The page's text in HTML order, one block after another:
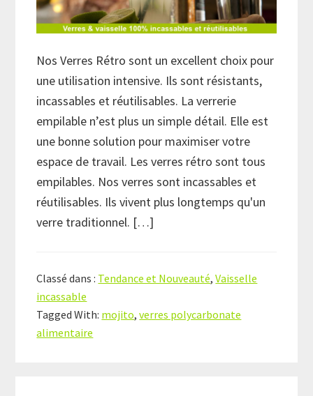
Nos Verres Rétro sont un excellent choix pour
une utilisation intensive. Ils sont résistants,
incassables et réutilisables. La verrerie
empilable n’est plus un simple détail. Elle est
une bonne solution pour maximiser votre
espace de travail. Les verres rétro sont tous
empilables. Nos verres sont incassables et
réutilisables. Ils vivent plus longtemps qu'un
verre traditionnel. […]
Classé dans : Tendance et Nouveauté,Vaisselle
incassable
Tagged With: mojito,verres polycarbonate
alimentaire